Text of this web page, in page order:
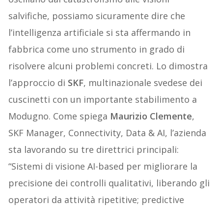
salvifiche, possiamo sicuramente dire che
l’intelligenza artificiale si sta affermando in
fabbrica come uno strumento in grado di
risolvere alcuni problemi concreti. Lo dimostra
l’approccio di SKF, multinazionale svedese dei
cuscinetti con un importante stabilimento a
Modugno. Come spiega Maurizio Clemente,
SKF Manager, Connectivity, Data & AI, l’azienda
sta lavorando su tre direttrici principali:
“Sistemi di visione AI-based per migliorare la
precisione dei controlli qualitativi, liberando gli
operatori da attività ripetitive; predictive